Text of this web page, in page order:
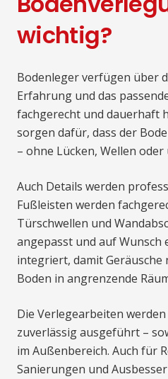
wichtig?
Bodenleger verfügen über
Erfahrung und das
fachgerecht und dauerhaft
sorgen dafür, dass der
– ohne Lücken, Wellen
Auch Details werden
Fußleisten werden
Türschwellen und
angepasst und auf
integriert, damit
Boden in angrenzende
Die Verlegearbeiten
zuverlässig ausgeführt –
im Außenbereich. Auch für
Sanierungen und